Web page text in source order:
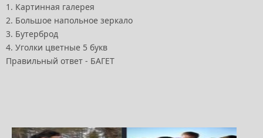
1. Картинная галерея
2. Большое напольное зеркало
3. Бутерброд
4. Уголки цветные 5 букв
Правильный ответ - БАГЕТ